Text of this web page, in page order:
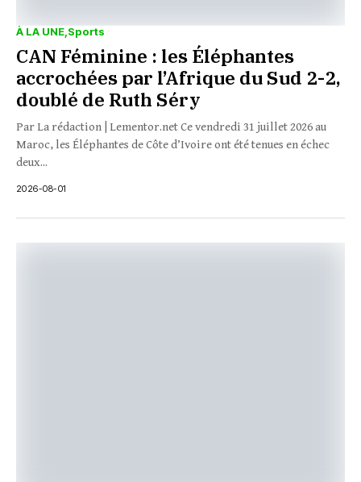
À LA UNE Sports
CAN Féminine : les Éléphantes
accrochées par l’Afrique du Sud 2-2,
doublé de Ruth Séry
Par La rédaction | Lementor.net Ce vendredi 31 juillet 2026 au
Maroc, les Éléphantes de Côte d’Ivoire ont été tenues en échec
deux...
2026-08-01